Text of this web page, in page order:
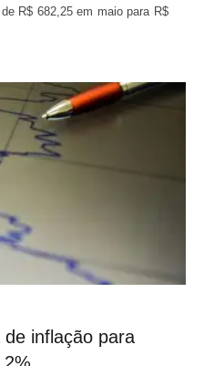
R$ 682,25 em maio para R$
inflação para